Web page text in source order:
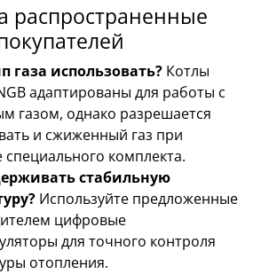
распространенные
газа использовать? Котлы
адаптированы для работы с
газом, однако разрешается
и сжиженный газ при
специального комплекта.
стабильную
Используйте предложенные
цифровые
для точного контроля
отопления.